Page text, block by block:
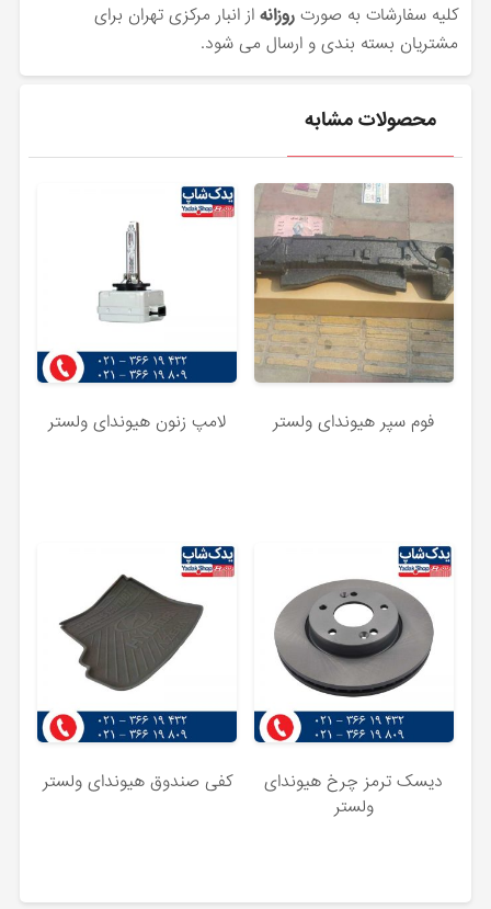
کلیه سفارشات به صورتروزانه از انبار مرکزی تهران برای
مشتریان بسته بندی و ارسال می شود.
محصولات مشابه
فوم سپر هیوندای ولستر لامپ زنون هیوندای ولستر
دیسک ترمز چرخ هیوندای
ولستر
کفی صندوق هیوندای ولستر